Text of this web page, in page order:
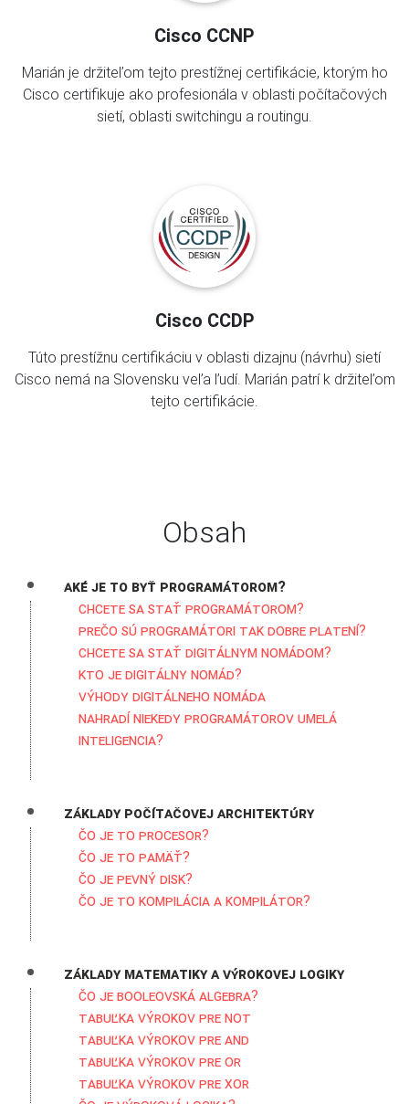
Cisco CCNP
Marián je držiteľom tejto prestížnej certifikácie, ktorým ho
Cisco certifikuje ako profesionála v oblasti počítačových
sietí, oblasti switchingu a routingu.
Cisco CCDP
Túto prestížnu certifikáciu v oblasti dizajnu (návrhu) sietí
Cisco nemá na Slovensku veľa ľudí. Marián patrí k držiteľom
tejto certifikácie.
Obsah
Aké je to byť programátorom?
Chcete sa stať programátorom?
Prečo sú programátori tak dobre platení?
Chcete sa stať digitálnym nomádom?
Kto je digitálny nomád?
Výhody digitálneho nomáda
Nahradí niekedy programátorov umelá
inteligencia?
Základy počítačovej architektúry
Čo je to procesor?
Čo je to pamäť?
Čo je pevný disk?
Čo je to kompilácia a kompilátor?
Základy matematiky a výrokovej logiky
Čo je Booleovská algebra?
Tabuľka výrokov pre NOT
Tabuľka výrokov pre AND
Tabuľka výrokov pre OR
Tabuľka výrokov pre XOR